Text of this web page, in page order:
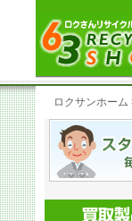
ロクサンホーム